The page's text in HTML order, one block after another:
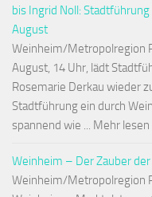
bis Ingrid Noll:
August
Weinheim/Metropolregion
August, 14 Uhr, lädt
Rosemarie Derkau wieder
Stadtführung ein durch
spannend wie ... Mehr lesen
Weinheim – Der Zauber
Weinheim/Metropolregion